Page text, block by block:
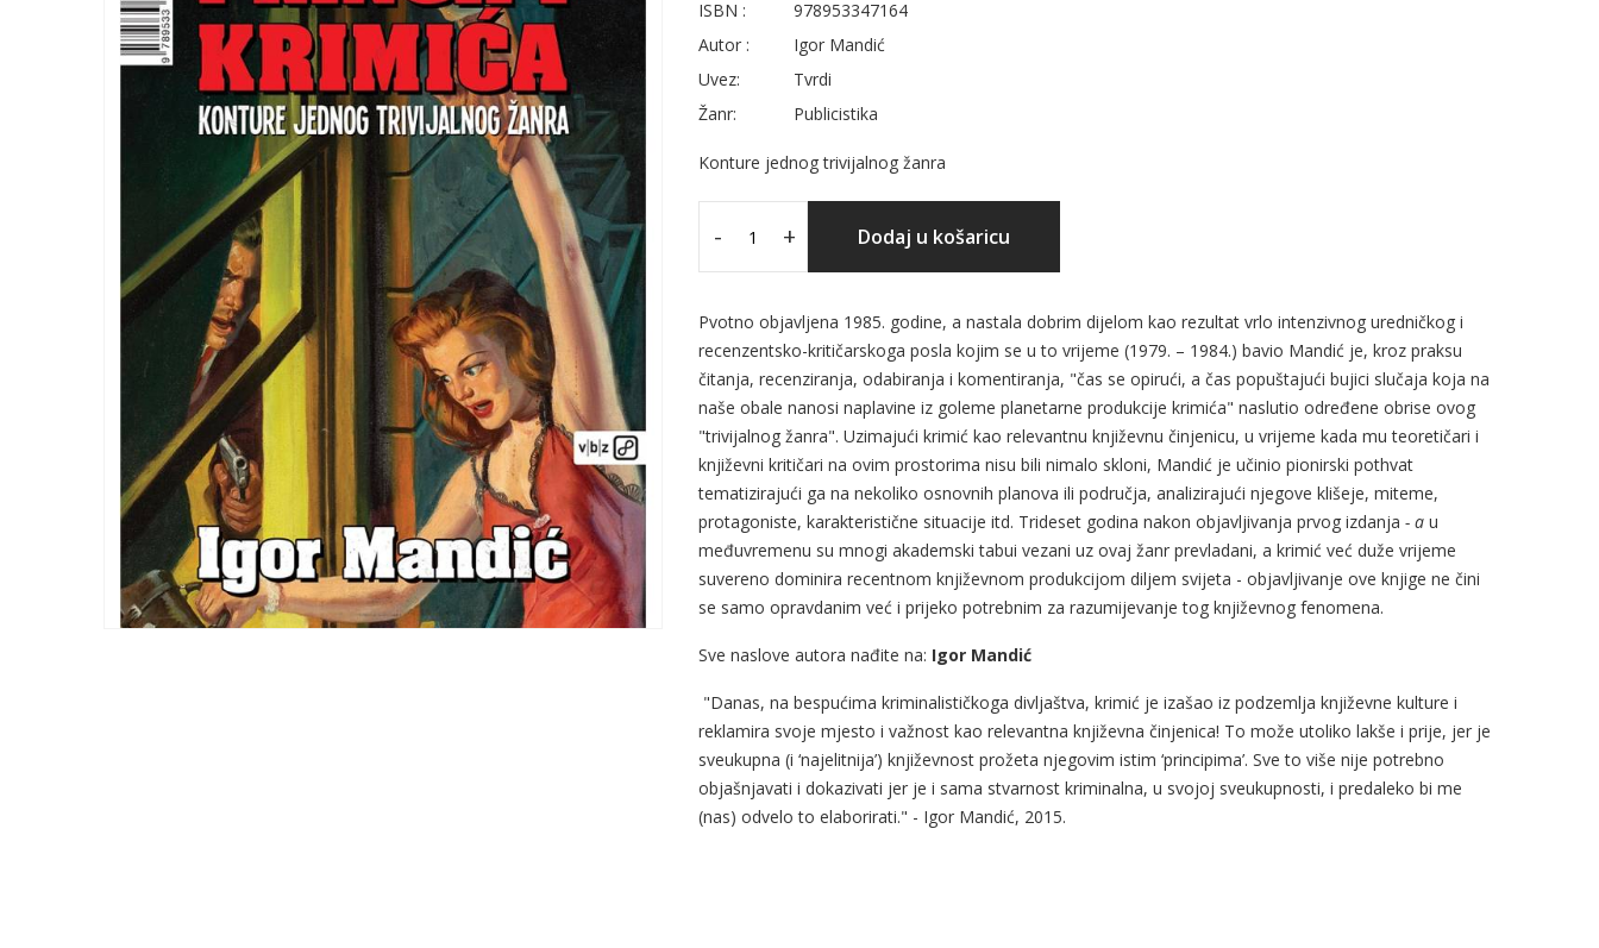
ISBN :
978953347164
Autor :
Igor Mandić
Uvez:
Tvrdi
Žanr:
Publicistika
Konture jednog trivijalnog žanra
- + Dodaj u košaricu
Pvotno objavljena 1985. godine, a nastala dobrim dijelom kao rezultat vrlo intenzivnog uredničkog i
recenzentsko-kritičarskoga posla kojim se u to vrijeme (1979. – 1984.) bavio Mandić je, kroz praksu
čitanja, recenziranja, odabiranja i komentiranja, "čas se opirući, a čas popuštajući bujici slučaja koja na
naše obale nanosi naplavine iz goleme planetarne produkcije krimića" naslutio određene obrise ovog
"trivijalnog žanra". Uzimajući krimić kao relevantnu književnu činjenicu, u vrijeme kada mu teoretičari i
književni kritičari na ovim prostorima nisu bili nimalo skloni, Mandić je učinio pionirski pothvat
tematizirajući ga na nekoliko osnovnih planova ili područja, analizirajući njegove klišeje, miteme,
protagoniste, karakteristične situacije itd. Trideset godina nakon objavljivanja prvog izdanja - a u
međuvremenu su mnogi akademski tabui vezani uz ovaj žanr prevladani, a krimić već duže vrijeme
suvereno dominira recentnom književnom produkcijom diljem svijeta - objavljivanje ove knjige ne čini
se samo opravdanim već i prijeko potrebnim za razumijevanje tog književnog fenomena.
Sve naslove autora nađite na: Igor Mandić
"Danas, na bespućima kriminalističkoga divljaštva, krimić je izašao iz podzemlja književne kulture i
reklamira svoje mjesto i važnost kao relevantna književna činjenica! To može utoliko lakše i prije, jer je
sveukupna (i ‘najelitnija’) književnost prožeta njegovim istim ‘principima’. Sve to više nije potrebno
objašnjavati i dokazivati jer je i sama stvarnost kriminalna, u svojoj sveukupnosti, i predaleko bi me
(nas) odvelo to elaborirati." - Igor Mandić, 2015.